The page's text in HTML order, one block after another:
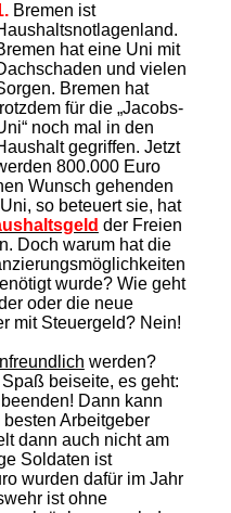
Bremen ist
hat eine Uni mit
und vielen
Bremen hat
für die „Jacobs-
noch mal in den
gegriffen. Jetzt
800.000 Euro
Wunsch gehenden
so beteuert sie, hat
der Freien
Doch warum hat die
wurde? Wie geht
oder die neue
mit Steuergeld? Nein!
werden?
beiseite, es geht:
Dann kann
Arbeitgeber
dann auch nicht am
Soldaten ist
wurden dafür im Jahr
ist ohne